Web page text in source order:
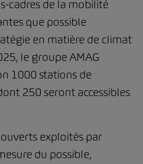
cadres de la mobilité
que possible
en matière de climat
le groupe AMAG
1000 stations de
250 seront accessibles
exploités par
du possible,